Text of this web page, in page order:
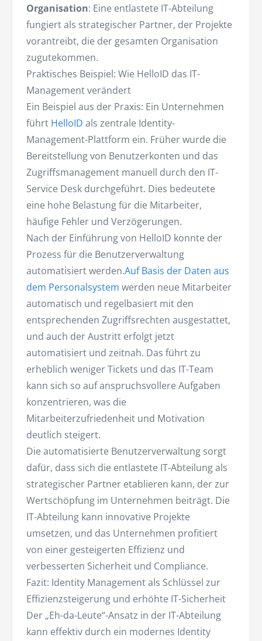
Organisation: Eine entlastete IT-Abteilung
fungiert als strategischer Partner, der Projekte
vorantreibt, die der gesamten Organisation
zugutekommen.
Praktisches Beispiel: Wie HelloID das IT-
Management verändert
Ein Beispiel aus der Praxis: Ein Unternehmen
führt HelloID als zentrale Identity-
Management-Plattform ein. Früher wurde die
Bereitstellung von Benutzerkonten und das
Zugriffsmanagement manuell durch den IT-
Service Desk durchgeführt. Dies bedeutete
eine hohe Belastung für die Mitarbeiter,
häufige Fehler und Verzögerungen.
Nach der Einführung von HelloID konnte der
Prozess für die Benutzerverwaltung
automatisiert werden.Auf Basis der Daten aus
dem Personalsystem werden neue Mitarbeiter
automatisch und regelbasiert mit den
entsprechenden Zugriffsrechten ausgestattet,
und auch der Austritt erfolgt jetzt
automatisiert und zeitnah. Das führt zu
erheblich weniger Tickets und das IT-Team
kann sich so auf anspruchsvollere Aufgaben
konzentrieren, was die
Mitarbeiterzufriedenheit und Motivation
deutlich steigert.
Die automatisierte Benutzerverwaltung sorgt
dafür, dass sich die entlastete IT-Abteilung als
strategischer Partner etablieren kann, der zur
Wertschöpfung im Unternehmen beiträgt. Die
IT-Abteilung kann innovative Projekte
umsetzen, und das Unternehmen profitiert
von einer gesteigerten Effizienz und
verbesserten Sicherheit und Compliance.
Fazit: Identity Management als Schlüssel zur
Effizienzsteigerung und erhöhte IT-Sicherheit
Der „Eh-da-Leute“-Ansatz in der IT-Abteilung
kann effektiv durch ein modernes Identity